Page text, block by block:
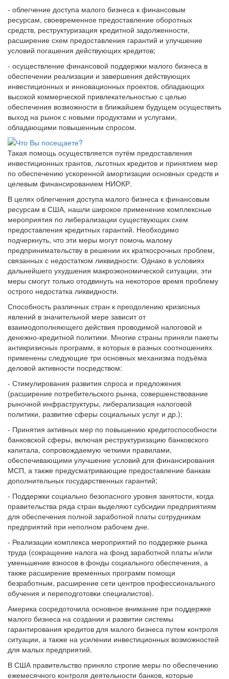
- облегчение доступа малого бизнеса к финансовым
ресурсам, своевременное предоставление оборотных
средств, реструктуризация кредитной задолженности,
расширение схем предоставления гарантий и улучшение
условий погашения действующих кредитов;
- осуществление финансовой поддержки малого бизнеса в
обеспечении реализации и завершения действующих
инвестиционных и инновационных проектов, обладающих
высокой коммерческой привлекательностью с целью
обеспечения возможности в ближайшем будущем осуществить
выход на рынок с новыми продуктами и услугами,
обладающими повышенным спросом.
Такая помощь осуществляется путём предоставления
инвестиционных грантов, льготных кредитов и принятием мер
по обеспечению ускоренной амортизации основных средств и
целевым финансированием НИОКР.
В целях облегчения доступа малого бизнеса к финансовым
ресурсам в США, нашли широкое применение комплексные
мероприятия по либерализации существующих схем
предоставления кредитных гарантий. Необходимо
подчеркнуть, что эти меры могут помочь малому
предпринимательству в решении их краткосрочных проблем,
связанных с недостатком ликвидности. Однако в условиях
дальнейшего ухудшения макроэкономической ситуации, эти
меры смогут только отодвинуть на некоторое время проблему
острого недостатка ликвидности.
Способность различных стран к преодолению кризисных
явлений в значительной мере зависит от
взаимодополняющего действия проводимой налоговой и
денежно-кредитной политики. Многие страны приняли пакеты
антикризисных программ, в которых в разных соотношениях
применены следующие три основных механизма подъёма
деловой активности посредством:
- Стимулирования развития спроса и предложения
(расширение потребительского рынка, совершенствование
рыночной инфраструктуры, либерализация налоговой
политики, развитие сферы социальных услуг и др.);
- Принятия активных мер по повышению кредитоспособности
банковской сферы, включая реструктуризацию банковского
капитала, сопровождаемую четкими правилами,
обеспечивающими улучшение условий для финансирования
МСП, а также предусматривающие предоставление банкам
дополнительных государственных гарантий;
- Поддержки социально безопасного уровня занятости, когда
правительства ряда стран выделяют субсидии предприятиям
для обеспечения полной заработной платы сотрудникам
предприятий при неполном рабочем дне.
- Реализации комплекса мероприятий по поддержке рынка
труда (сокращение налога на фонд заработной платы и/или
уменьшение взносов в фонды социального обеспечения, а
также расширение временных программ помощи
безработным, расширение сети центров профессионального
обучения и переподготовки специалистов).
Америка сосредоточила основное внимание при поддержке
малого бизнеса на создании и развитии системы
гарантирования кредитов для малого бизнеса путем контроля
ситуации, а также на усилении инвестиционных возможностей
для малых предприятий.
В США правительство приняло строгие меры по обеспечению
ежемесячного контроля деятельности банков, которые